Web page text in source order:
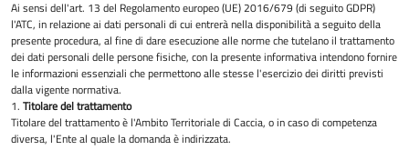
Ai sensi dell'art. 13 del Regolamento europeo (UE) 2016/679 (di seguito GDPR)
l'ATC, in relazione ai dati personali di cui entrerà nella disponibilità a seguito della
presente procedura, al fine di dare esecuzione alle norme che tutelano il trattamento
dei dati personali delle persone fisiche, con la presente informativa intendono fornire
le informazioni essenziali che permettono alle stesse l'esercizio dei diritti previsti
dalla vigente normativa.
1. Titolare del trattamento
Titolare del trattamento è l'Ambito Territoriale di Caccia, o in caso di competenza
diversa, l'Ente al quale la domanda è indirizzata.